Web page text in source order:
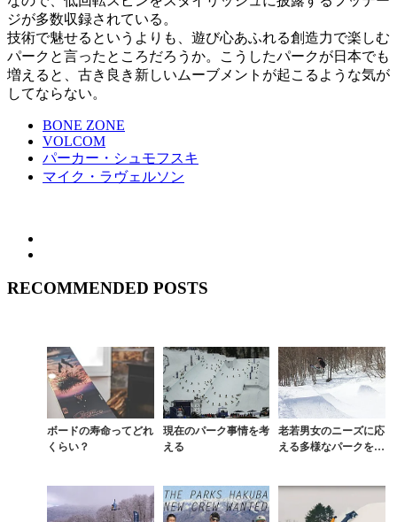
ジが多数収録されている。
技術で魅せるというよりも、遊び心あふれる創造力で楽しむ
パークと言ったところだろうか。こうしたパークが日本でも
増えると、古き良き新しいムーブメントが起こるような気が
してならない。
BONE ZONE
VOLCOM
パーカー・シュモフスキ
マイク・ラヴェルソン
RECOMMENDED POSTS
ボードの寿命ってどれ
くらい？
現在のパーク事情を考
える
老若男女のニーズに応
える多様なパークを有